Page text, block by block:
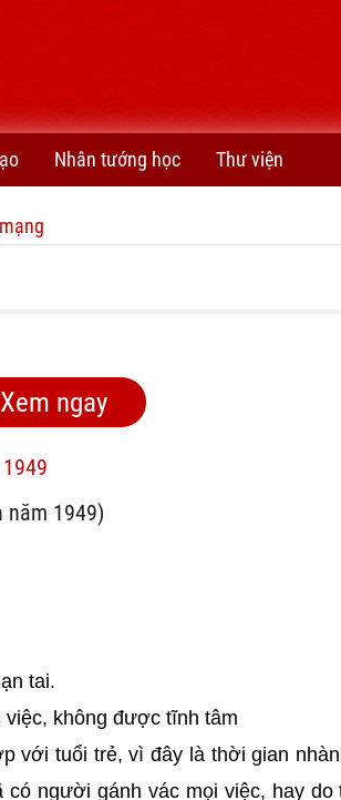
Nhân tướng học Thư viện
năm 1949)
tai.
không được tĩnh tâm
với tuổi trẻ, vì đây là thời gian
người gánh vác mọi việc, hay do